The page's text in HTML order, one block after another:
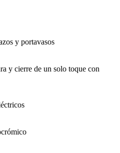
y portavasos
y cierre de un solo toque con